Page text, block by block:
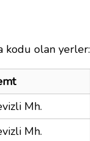
kodu olan yerler:
Mh.
Mh.